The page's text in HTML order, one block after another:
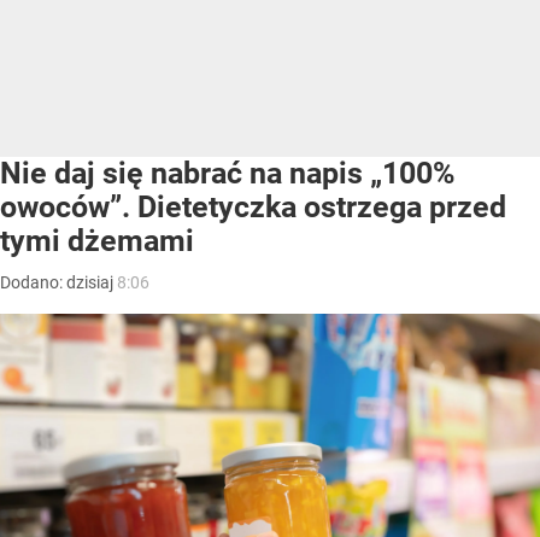
Nie daj się nabrać na napis „100%
owoców”. Dietetyczka ostrzega przed
tymi dżemami
Dodano:dzisiaj 8:06